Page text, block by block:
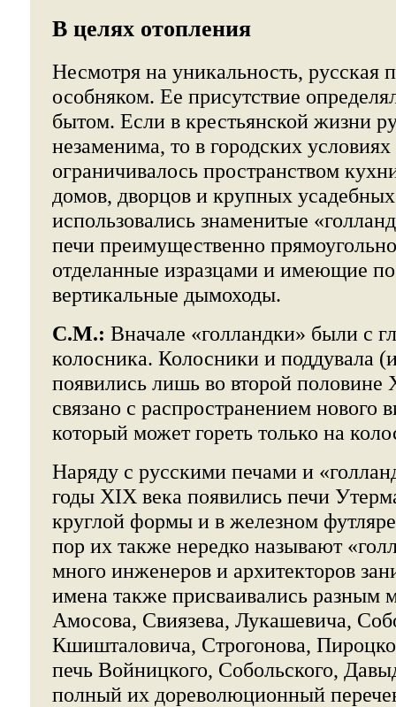
В целях отопления
Несмотря на уникальность, русская
особняком. Ее присутствие
бытом. Если в крестьянской жизни
незаменима, то в городских
ограничивалось пространством
домов, дворцов и крупных
использовались знаменитые
печи преимущественно
отделанные изразцами и имеющие
вертикальные дымоходы.
С.М.: Вначале «голландки» были с
колосника. Колосники и поддувала
появились лишь во второй половине
связано с распространением нового
который может гореть только на
Наряду с русскими печами и
годы XIX века появились печи
круглой формы и в железном
пор их также нередко называют
много инженеров и архитекторов
имена также присваивались разным
Амосова, Свиязева, Лукашевича,
Кшишталовича, Строгонова,
печь Войницкого, Собольского,
полный их дореволюционный